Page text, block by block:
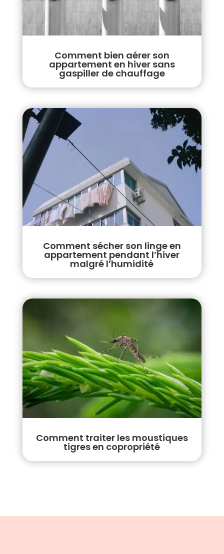
Comment bien aérer son
appartement en hiver sans
gaspiller de chauffage
Comment sécher son linge en
appartement pendant l’hiver
malgré l’humidité
Comment traiter les moustiques
tigres en copropriété